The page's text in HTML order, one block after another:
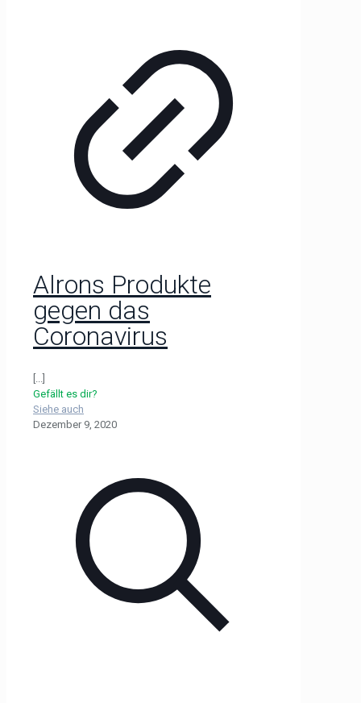
Alrons Produkte
gegen das
Coronavirus
[...]
Gefällt es dir?
Siehe auch
Dezember 9, 2020